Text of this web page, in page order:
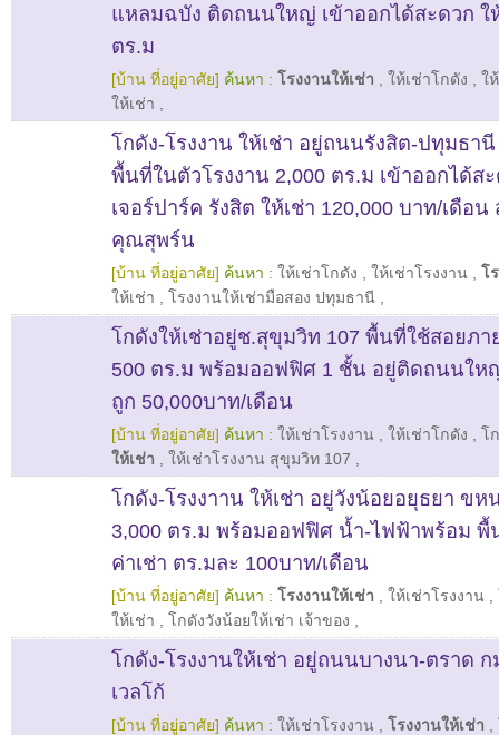
แหลมฉบัง ติดถนนใหญ่ เข้าออกได้สะดวก ใ
ตร.ม
[บ้าน ที่อยู่อาศัย] ค้นหา : โรงงานให้เช่า ให้เช่าโกดัง
ใ
ให้เช่า
โกดัง-โรงงาน ให้เช่า อยู่ถนนรังสิต-ปทุมธานี
พื้นที่ในตัวโรงงาน 2,000 ตร.ม เข้าออกได้ส
เจอร์ปาร์ค รังสิต ให้เช่า 120,000 บาท/เดือ
คุณสุพร์น
[บ้าน ที่อยู่อาศัย] ค้นหา : ให้เช่าโกดัง ให้เช่าโรงงาน
โ
ให้เช่า
โรงงานให้เช่ามือสอง ปทุมธานี
โกดังให้เช่าอยู่ช.สุขุมวิท 107 พื้นที่ใช้สอยภา
500 ตร.ม พร้อมออฟฟิศ 1 ชั้น อยู่ติดถนนให
ถูก 50,000บาท/เดือน
[บ้าน ที่อยู่อาศัย] ค้นหา : ให้เช่าโรงงาน ให้เช่าโกดัง
โ
ให้เช่า
ให้เช่าโรงงาน สุขุมวิท 107
โกดัง-โรงงาาน ให้เช่า อยู่วังน้อยอยุธยา ขห
3,000 ตร.ม พร้อมออฟฟิศ น้ำ-ไฟฟ้าพร้อม พื้
ค่าเช่า ตร.มละ 100บาท/เดือน
[บ้าน ที่อยู่อาศัย] ค้นหา : โรงงานให้เช่า ให้เช่าโรงงาน
ให้เช่า
โกดังวังน้อยให้เช่า เจ้าของ
โกดัง-โรงงานให้เช่า อยู่ถนนบางนา-ตราด
เวลโก้
[บ้าน ที่อยู่อาศัย] ค้นหา : ให้เช่าโรงงาน โรงงานให้เช่า